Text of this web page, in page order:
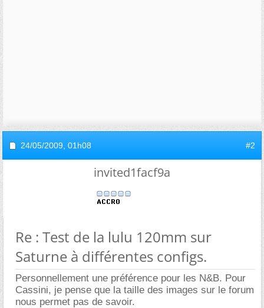
24/05/2009, 01h08 #2
invited1facf9a
Re : Test de la lulu 120mm sur
Saturne à différentes configs.
Personnellement une préférence pour les N&B. Pour
Cassini, je pense que la taille des images sur le forum
nous permet pas de savoir.